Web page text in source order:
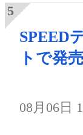
SPEED
トで発売
08月06日